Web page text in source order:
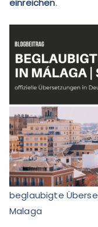
einreichen.
beglaubigte
Malaga